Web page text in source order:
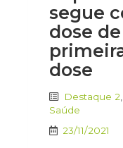
segue
dose
dose
Destaque 2
Saúde
23/11/2021